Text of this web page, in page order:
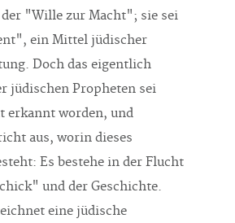
"Wille zur Macht"; sie sei
ein Mittel jüdischer
Doch das eigentlich
jüdischen Propheten sei
erkannt worden, und
aus, worin dieses
Es bestehe in der Flucht
und der Geschichte.
eine jüdische